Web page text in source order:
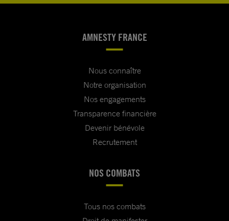
AMNESTY FRANCE
Nous connaître
Notre organisation
Nos engagements
Transparence financière
Devenir bénévole
Recrutement
NOS COMBATS
Tous nos combats